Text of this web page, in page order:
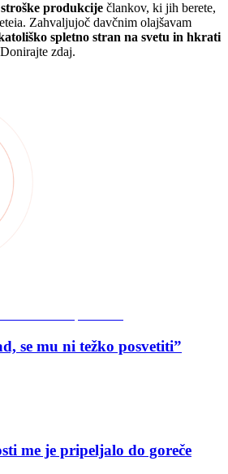
produkcije člankov, ki jih berete,
Zahvaljujoč davčnim olajšavam
spletno stran na svetu in hkrati
Donirajte zdaj.
se mu ni težko posvetiti”
me je pripeljalo do goreče